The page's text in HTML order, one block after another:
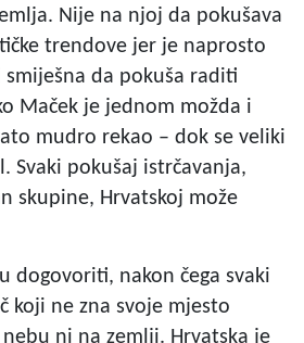
Nije na njoj da pokušava
trendove jer je naprosto
da pokuša raditi
Maček je jednom možda i
mudro rekao – dok se veliki
Svaki pokušaj istrčavanja,
skupine, Hrvatskoj može
dogovoriti, nakon čega svaki
koji ne zna svoje mjesto
ni na zemlji. Hrvatska je